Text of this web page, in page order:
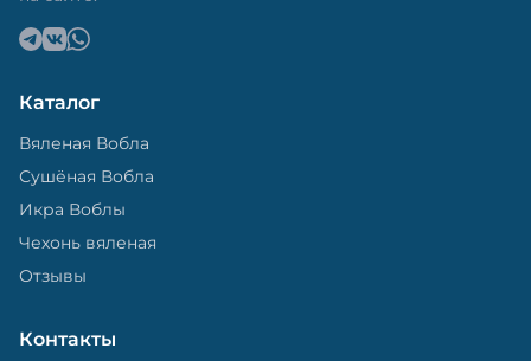
Каталог
Вяленая Вобла
Сушёная Вобла
Икра Воблы
Чехонь вяленая
Отзывы
Контакты